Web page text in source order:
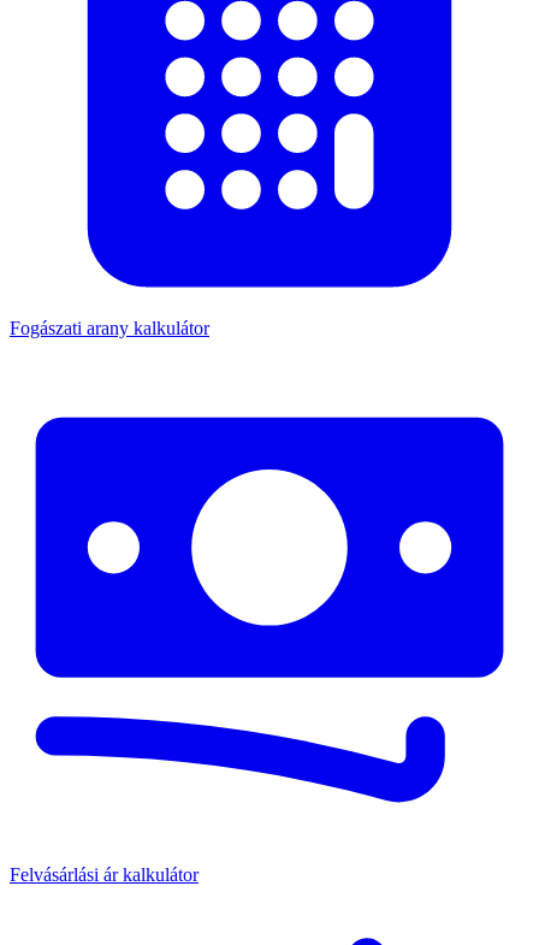
Fogászati arany kalkulátor
Felvásárlási ár kalkulátor